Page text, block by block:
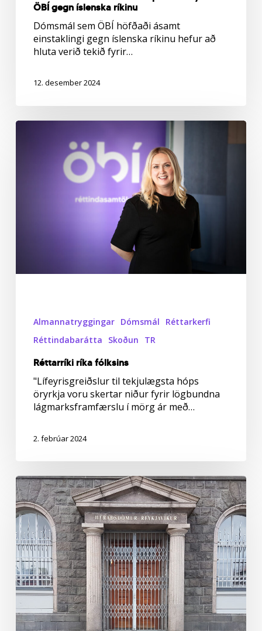
ÖBÍ gegn íslenska ríkinu
Dómsmál sem ÖBÍ höfðaði ásamt
einstaklingi gegn íslenska ríkinu hefur að
hluta verið tekið fyrir…
12. desember 2024
Réttarríki
Almannatryggingar Dómsmál
Réttarkerfi
Réttindabarátta
Skoðun TR
Réttarríki ríka fólksins
"Lífeyrisgreiðslur til tekjulægsta hóps
öryrkja voru skertar niður fyrir lögbundna
lágmarksframfærslu í mörg ár með…
2. febrúar 2024
Íslenska
ríkinu
ber
að
leiðrétta
skerðingar
–
12
ára
baráttu
vonandi
lokið